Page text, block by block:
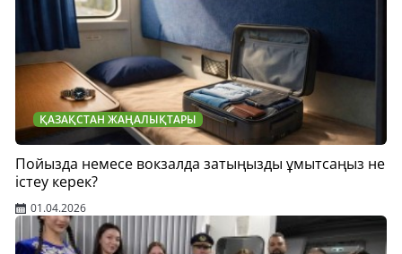
ҚАЗАҚСТАН ЖАҢАЛЫҚТАРЫ
Пойызда немесе вокзалда затыңызды ұмытсаңыз не
істеу керек?
01.04.2026